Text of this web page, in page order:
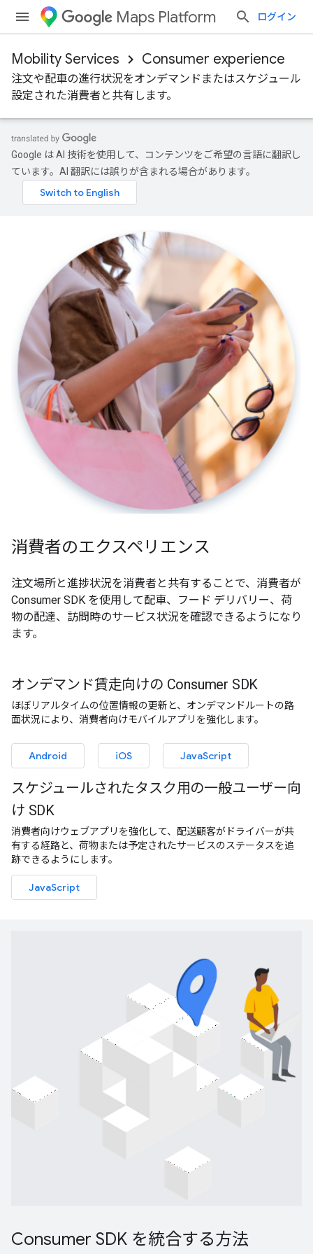
Maps Platform ログイン
Mobility Services Consumer experience
注文や配車の進行状況をオンデマンドまたはスケジュール
設定された消費者と共有します。
Google は AI 技術を使用して、コンテンツをご希望の言語に翻訳し
ています。AI 翻訳には誤りが含まれる場合があります。
消費者のエクスペリエンス
注文場所と進捗状況を消費者と共有することで、消費者が
Consumer SDK を使用して配車、フード デリバリー、荷
物の配達、訪問時のサービス状況を確認できるようになり
ます。
オンデマンド賃走向けの Consumer SDK
ほぼリアルタイムの位置情報の更新と、オンデマンドルートの路
面状況により、消費者向けモバイルアプリを強化します。
Android iOS JavaScript
スケジュールされたタスク用の一般ユーザー向
け SDK
消費者向けウェブアプリを強化して、配送顧客がドライバーが共
有する経路と、荷物または予定されたサービスのステータスを追
跡できるようにします。
JavaScript
Consumer SDK を統合する方法